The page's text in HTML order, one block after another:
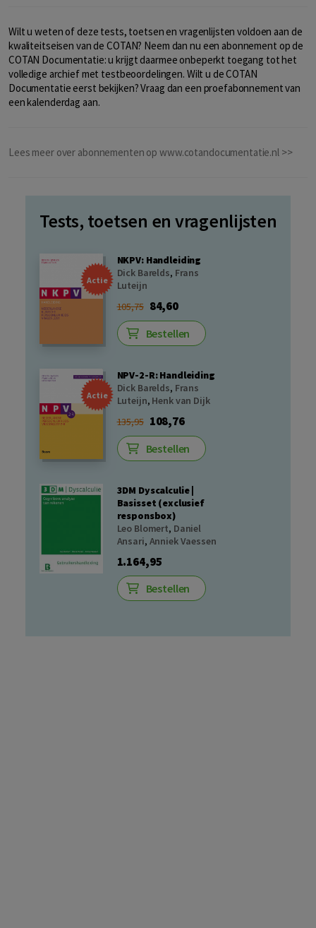
Wilt u weten of deze tests, toetsen en vragenlijsten voldoen aan de
kwaliteitseisen van de COTAN? Neem dan nu een abonnement op de
COTAN Documentatie: u krijgt daarmee onbeperkt toegang tot het
volledige archief met testbeoordelingen. Wilt u de COTAN
Documentatie eerst bekijken? Vraag dan een proefabonnement van
een kalenderdag aan.
Lees meer over abonnementen op www.cotandocumentatie.nl >>
Tests, toetsen en vragenlijsten
Actie
NKPV: Handleiding
Dick Barelds, Frans
Luteijn
105,75 84,60
Bestellen
Actie
NPV-2-R: Handleiding
Dick Barelds, Frans
Luteijn, Henk van Dijk
135,95 108,76
Bestellen
3DM Dyscalculie |
Basisset (exclusief
responsbox)
Leo Blomert, Daniel
Ansari, Anniek Vaessen
1.164,95
Bestellen